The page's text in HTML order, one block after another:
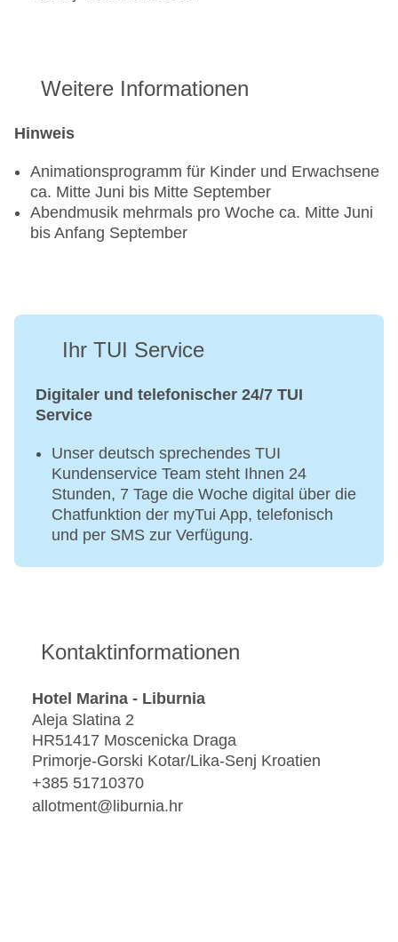
Weitere Informationen
Hinweis
Animationsprogramm für Kinder und Erwachsene
ca. Mitte Juni bis Mitte September
Abendmusik mehrmals pro Woche ca. Mitte Juni
bis Anfang September
Ihr TUI Service
Digitaler und telefonischer 24/7 TUI
Service
Unser deutsch sprechendes TUI
Kundenservice Team steht Ihnen 24
Stunden, 7 Tage die Woche digital über die
Chatfunktion der myTui App, telefonisch
und per SMS zur Verfügung.
Kontaktinformationen
Hotel Marina - Liburnia
Aleja Slatina 2
HR51417 Moscenicka Draga
Primorje-Gorski Kotar/Lika-Senj Kroatien
+385 51710370
allotment@liburnia.hr